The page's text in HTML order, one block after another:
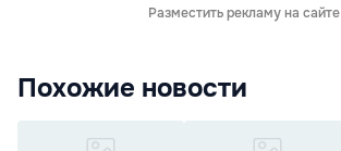
Разместить рекламу на сайте
Похожие новости